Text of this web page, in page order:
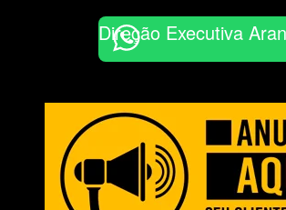
Direção Executiva